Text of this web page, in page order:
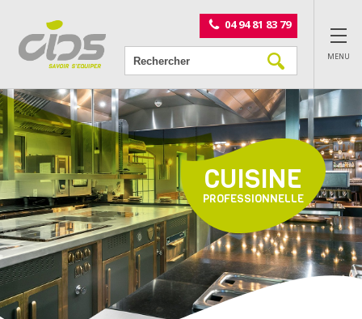
04 94 81 83 79
MENU
CUISINE
PROFESSIONNELLE